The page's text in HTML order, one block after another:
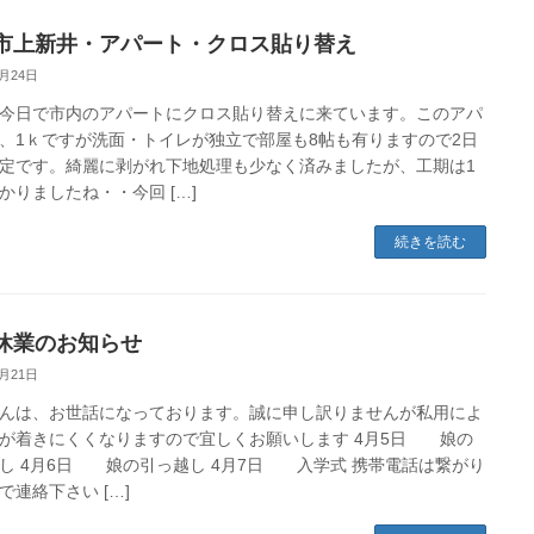
上新井・アパート・クロス貼り替え
24日
日で市内のアパートにクロス貼り替えに来ています。このアパ
1ｋですが洗面・トイレが独立で部屋も8帖も有りますので2日
です。綺麗に剥がれ下地処理も少なく済みましたが、工期は1
りましたね・・今回 […]
続きを読む
業のお知らせ
21日
は、お世話になっております。誠に申し訳りませんが私用によ
着きにくくなりますので宜しくお願いします 4月5日 娘の
し 4月6日 娘の引っ越し 4月7日 入学式 携帯電話は繋がり
連絡下さい […]